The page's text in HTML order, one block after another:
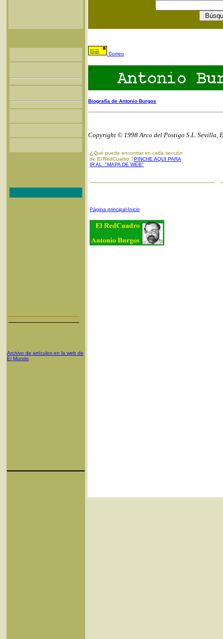
Archivo de artículos en la web de
El Mundo
Correo
Biografía de Antonio Burgos
Copyright © 1998 Arco del Postigo S.L. Sevilla,
¿ Qué puede encontrar en cada sección
de El RedCuadro ?PINCHE AQUI PARA
IR AL "MAPA DE WEB"
Página principal-Inicio